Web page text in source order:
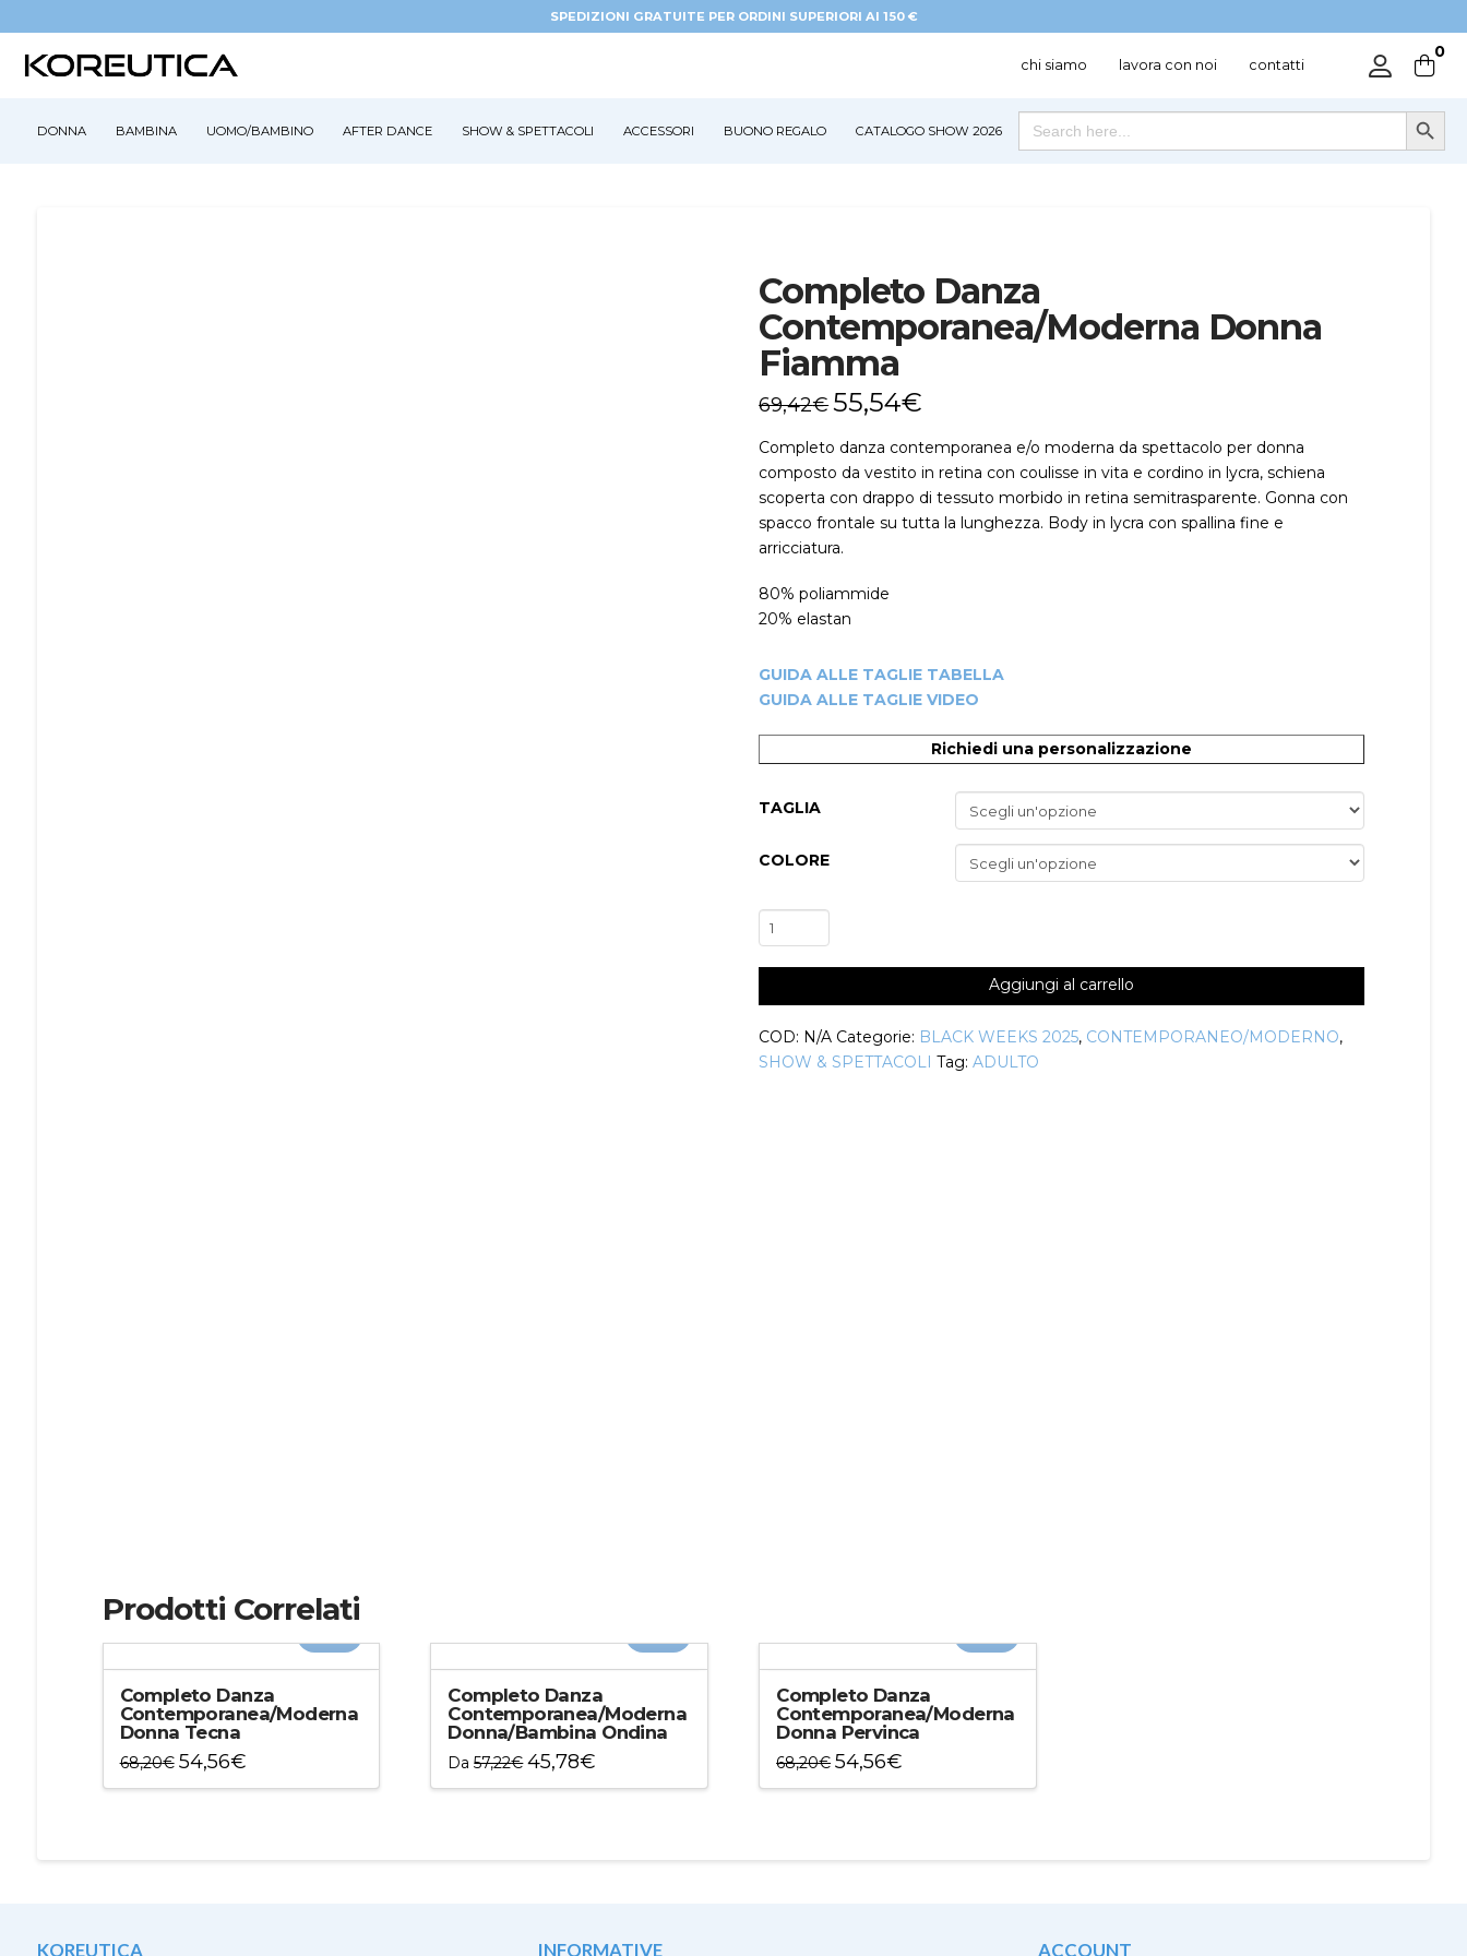
SPEDIZIONI GRATUITE PER ORDINI SUPERIORI AI 150 €
chi siamo lavora con noi contatti
0
DONNA BAMBINA UOMO/BAMBINO AFTER DANCE SHOW & SPETTACOLI ACCESSORI BUONO REGALO CATALOGO SHOW 2026
Search
for:
Search Button
Completo Danza
Contemporanea/Moderna Donna
Fiamma
69,42€55,54€
Completo danza contemporanea e/o moderna da spettacolo per donna
composto da vestito in retina con coulisse in vita e cordino in lycra, schiena
scoperta con drappo di tessuto morbido in retina semitrasparente. Gonna con
spacco frontale su tutta la lunghezza. Body in lycra con spallina fine e
arricciatura.
80% poliammide
20% elastan
GUIDA ALLE TAGLIE TABELLA
GUIDA ALLE TAGLIE VIDEO
Richiedi una personalizzazione
TAGLIA
COLORE
Completo
Danza
Contemporanea/Moderna
quantità
Aggiungi al carrello
COD: N/A Categorie: BLACK WEEKS 2025, CONTEMPORANEO/MODERNO,
SHOW & SPETTACOLI Tag:ADULTO
Prodotti Correlati
Completo Danza
Contemporanea/Moderna
Donna Tecna
68,20€ 54,56€
più
Completo Danza
Contemporanea/Moderna
Donna/Bambina Ondina
Da57,22€ 45,78€
più
Completo Danza
Contemporanea/Moderna
Donna Pervinca
68,20€ 54,56€
più
KOREUTICA INFORMATIVE ACCOUNT